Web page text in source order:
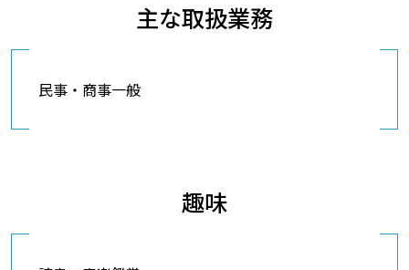
主な取扱業務
民事・商事一般
趣味